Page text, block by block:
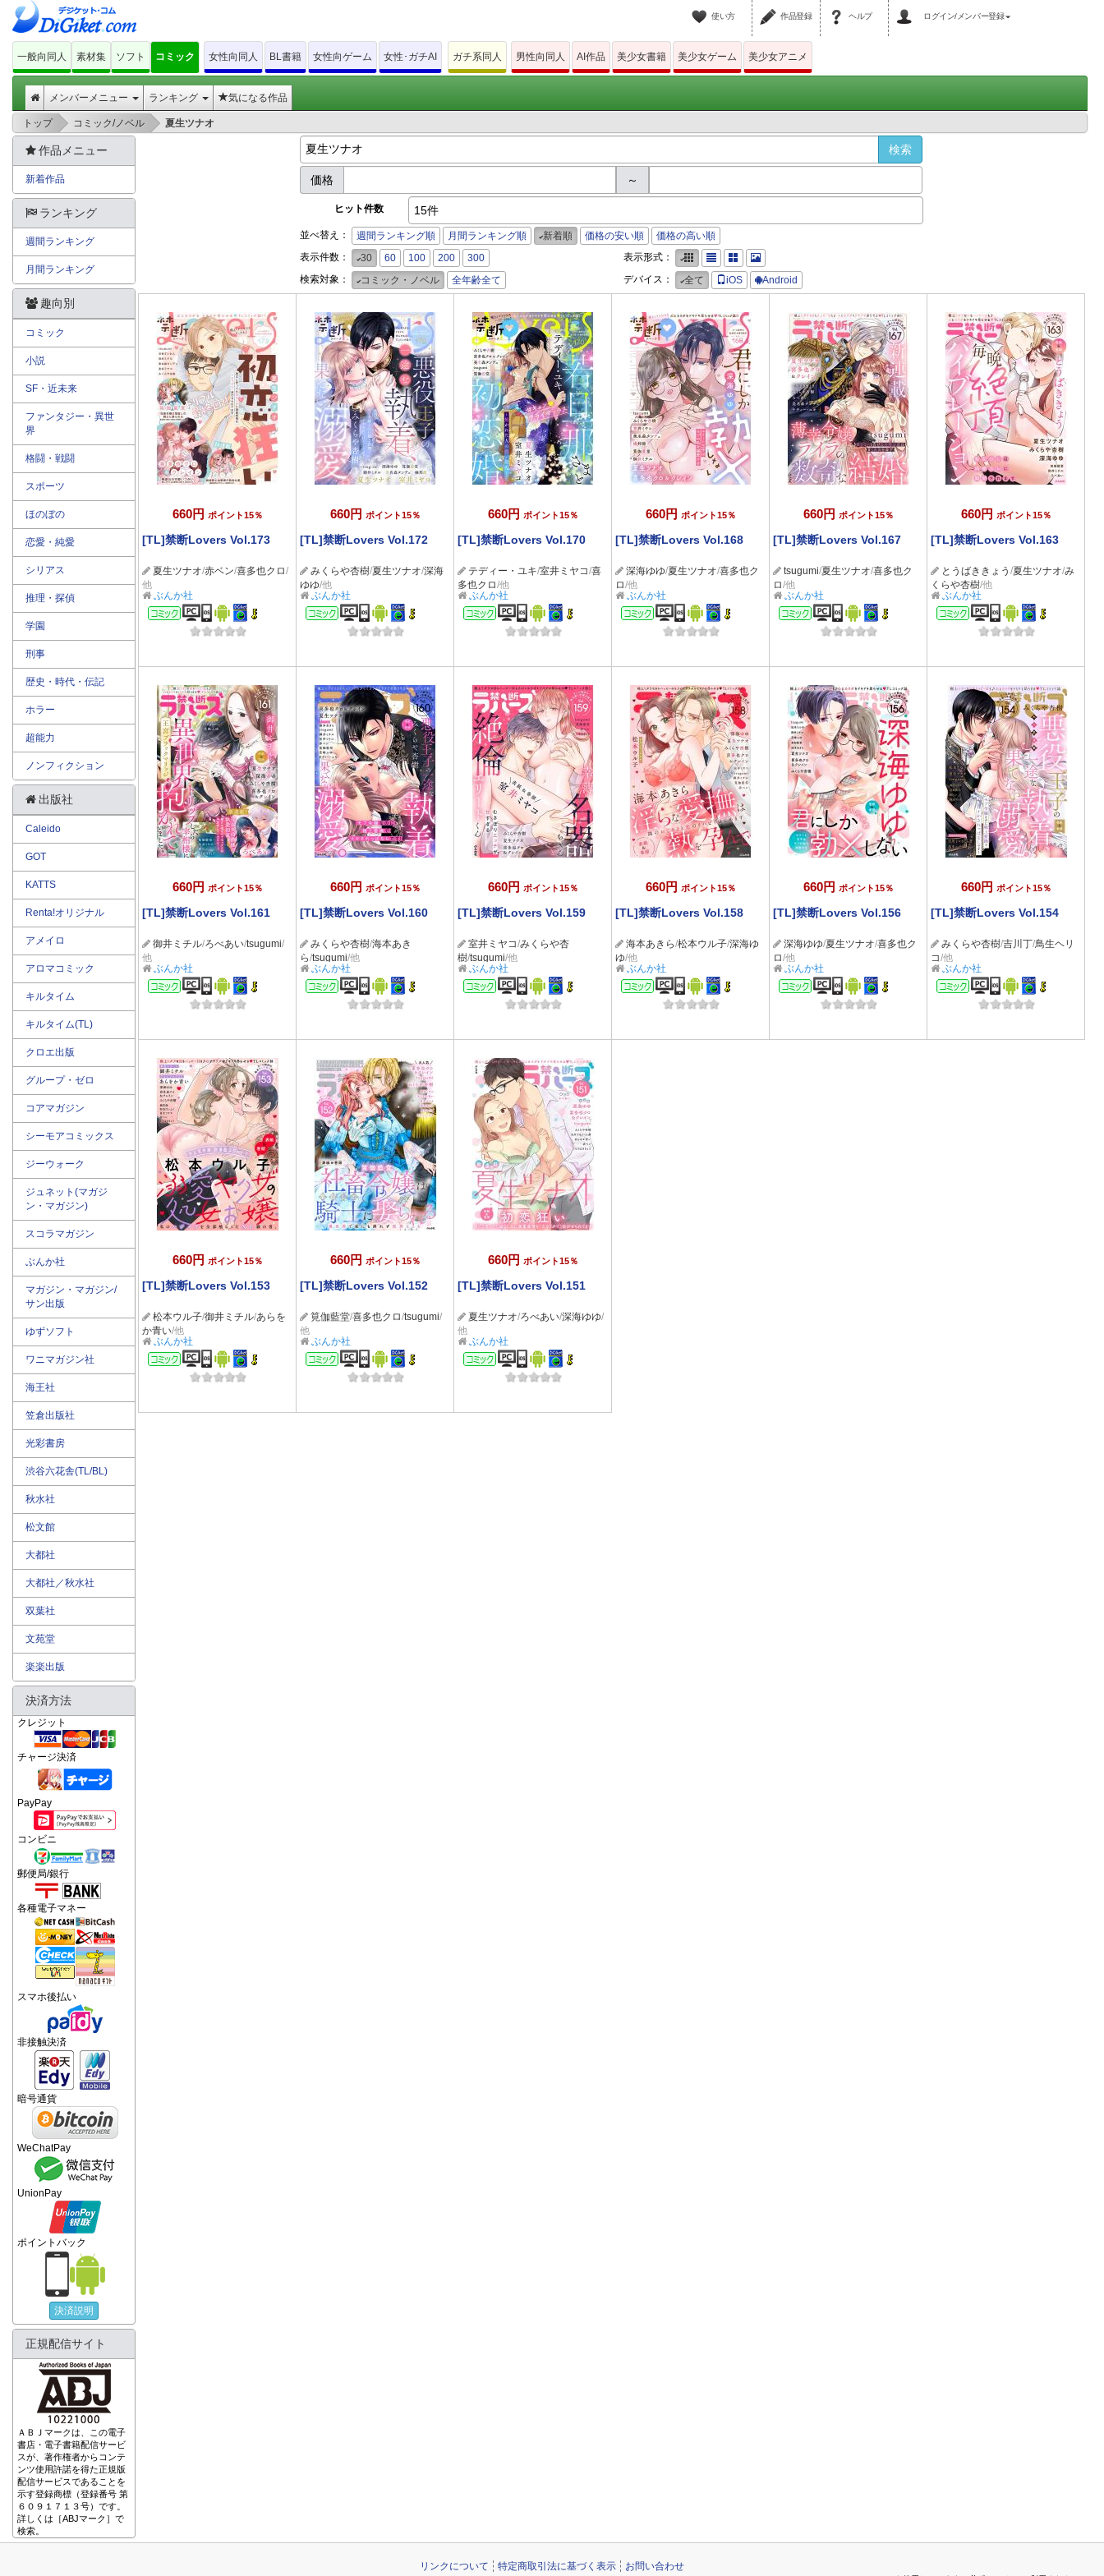
使い方 作品登録 ヘルプ ログイン/メンバー登録
一般向同人 素材集 ソフト コミック 女性向同人 BL書籍 女性向ゲーム 女性･ガチAI ガチ系同人 男性向同人 AI作品 美少女書籍 美少女ゲーム 美少女アニメ
メンバーメニュー ランキング 気になる作品
トップ > コミック/ノベル > 夏生ツナオ
価格 ～
ヒット件数 15件
並べ替え： 週間ランキング順 月間ランキング順 新着順 価格の安い順
価格の高い順
表示件数：
30 60 100 200 300
表示形式：
検索対象：
コミック・ノベル 全年齢全て デバイス： 全て iOS Android
660円 ポイント15％
[TL]禁断Lovers Vol.173
夏生ツナオ/赤ベン/喜多也クロ/
他
ぶんか社
コミック
660円 ポイント15％
[TL]禁断Lovers Vol.172
みくらや杏樹/夏生ツナオ/深海
ゆゆ/他
ぶんか社
コミック
660円 ポイント15％
[TL]禁断Lovers Vol.170
テディー・ユキ/室井ミヤコ/喜
多也クロ/他
ぶんか社
コミック
660円 ポイント15％
[TL]禁断Lovers Vol.168
深海ゆゆ/夏生ツナオ/喜多也ク
ロ/他
ぶんか社
コミック
660円 ポイント15％
[TL]禁断Lovers Vol.167
tsugumi/夏生ツナオ/喜多也ク
ロ/他
ぶんか社
コミック
660円 ポイント15％
[TL]禁断Lovers Vol.163
とうばききょう /夏生ツナオ/み
くらや杏樹/他
ぶんか社
コミック
660円 ポイント15％
[TL]禁断Lovers Vol.161
御井ミチル/ろべあい/tsugumi/
他
ぶんか社
コミック
660円 ポイント15％
[TL]禁断Lovers Vol.160
みくらや杏樹/海本あき
ら/tsugumi/他
ぶんか社
コミック
660円 ポイント15％
[TL]禁断Lovers Vol.159
室井ミヤコ/みくらや杏
樹/tsugumi/他
ぶんか社
コミック
660円 ポイント15％
[TL]禁断Lovers Vol.158
海本あきら/松本ウル子/深海ゆ
ゆ/他
ぶんか社
コミック
660円 ポイント15％
[TL]禁断Lovers Vol.156
深海ゆゆ/夏生ツナオ/喜多也ク
ロ/他
ぶんか社
コミック
660円 ポイント15％
[TL]禁断Lovers Vol.154
みくらや杏樹/吉川丁/鳥生ヘリ
コ/他
ぶんか社
コミック
660円 ポイント15％
[TL]禁断Lovers Vol.153
松本ウル子/御井ミチル/あらを
か青い/他
ぶんか社
コミック
660円 ポイント15％
[TL]禁断Lovers Vol.152
筧伽藍堂/喜多也クロ/tsugumi/
他
ぶんか社
コミック
660円 ポイント15％
[TL]禁断Lovers Vol.151
夏生ツナオ/ろべあい/深海ゆゆ/
他
ぶんか社
コミック
作品メニュー
新着作品
ランキング
週間ランキング
月間ランキング
趣向別
コミック
小説
SF・近未来
ファンタジー・異世
界
格闘・戦闘
スポーツ
ほのぼの
恋愛・純愛
シリアス
推理・探偵
学園
刑事
歴史・時代・伝記
ホラー
超能力
ノンフィクション
出版社
Caleido
GOT
KATTS
Renta!オリジナル
アメイロ
アロマコミック
キルタイム
キルタイム(TL)
クロエ出版
グループ・ゼロ
コアマガジン
シーモアコミックス
ジーウォーク
ジュネット(マガジ
ン・マガジン)
スコラマガジン
ぶんか社
マガジン・マガジン/
サン出版
ゆずソフト
ワニマガジン社
海王社
笠倉出版社
光彩書房
渋谷六花舎(TL/BL)
秋水社
松文館
大都社
大都社／秋水社
双葉社
文苑堂
楽楽出版
決済方法
クレジット
チャージ決済
PayPay
コンビニ
郵便局/銀行
各種電子マネー
スマホ後払い
非接触決済
暗号通貨
WeChatPay
UnionPay
ポイントバック
決済説明
正規配信サイト
ＡＢＪマークは、この電子
書店・電子書籍配信サービ
スが、著作権者からコンテ
ンツ使用許諾を得た正規版
配信サービスであることを
示す登録商標（登録番号 第
６０９１７１３号）です。
詳しくは［ABJマーク］で
検索。
リンクについて 特定商取引法に基づく表示 お問い合わせ